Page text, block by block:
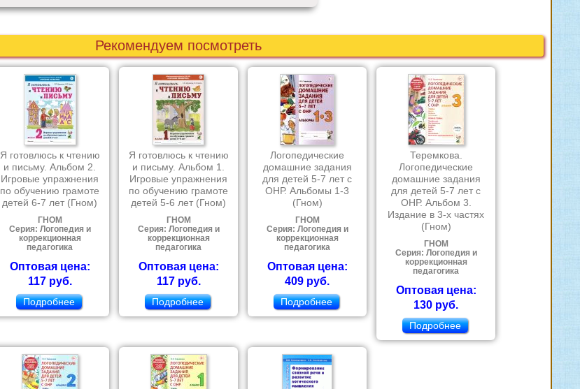
Рекомендуем посмотреть
Я готовлюсь к чтению
и письму. Альбом 2.
Игровые упражнения
по обучению грамоте
детей 6-7 лет (Гном)
ГНОМ
Серия: Логопедия и
коррекционная
педагогика
Оптовая цена:
117 руб.
Подробнее
Я готовлюсь к чтению
и письму. Альбом 1.
Игровые упражнения
по обучению грамоте
детей 5-6 лет (Гном)
ГНОМ
Серия: Логопедия и
коррекционная
педагогика
Оптовая цена:
117 руб.
Подробнее
Логопедические
домашние задания
для детей 5-7 лет с
ОНР. Альбомы 1-3
(Гном)
ГНОМ
Серия: Логопедия и
коррекционная
педагогика
Оптовая цена:
409 руб.
Подробнее
Теремкова.
Логопедические
домашние задания
для детей 5-7 лет с
ОНР. Альбом 3.
Издание в 3-х частях
(Гном)
ГНОМ
Серия: Логопедия и
коррекционная
педагогика
Оптовая цена:
130 руб.
Подробнее